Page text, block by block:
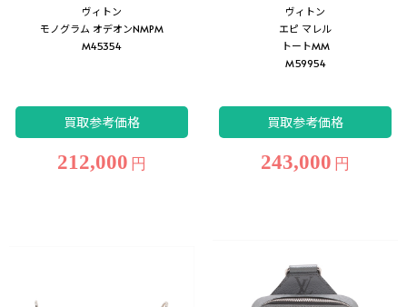
ヴィトン
モノグラム オデオンNMPM
M45354
買取参考価格
212,000 円
ヴィトン
エピ マレル
トートMM
M59954
買取参考価格
243,000 円